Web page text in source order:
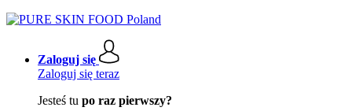
Zaloguj się
Zaloguj się teraz
Jesteś tu po raz pierwszy?